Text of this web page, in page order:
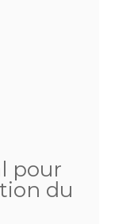
pour
du